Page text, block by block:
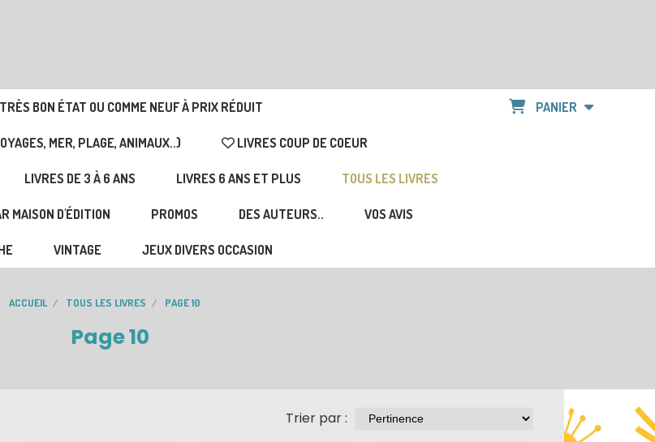
BON ÉTAT OU COMME NEUF À PRIX RÉDUIT
MER, PLAGE, ANIMAUX..) LIVRES COUP DE COEUR
LIVRES DE 3 À 6 ANS LIVRES 6 ANS ET PLUS TOUS LES LIVRES
MAISON D'ÉDITION PROMOS DES AUTEURS.. VOS AVIS
VINTAGE JEUX DIVERS OCCASION
PANIER
ACCUEIL TOUS LES LIVRES PAGE 10
Page 10
Trier par :